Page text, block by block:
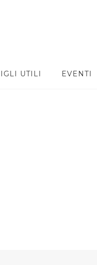
UTILI EVENTI